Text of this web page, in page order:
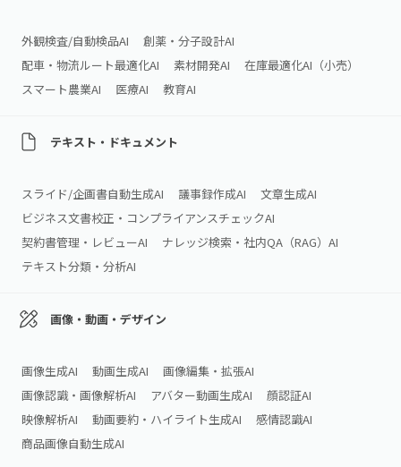
外観検査/自動検品AI
創薬・分子設計AI
配車・物流ルート最適化AI
素材開発AI
在庫最適化AI（小売）
スマート農業AI
医療AI 教育AI
テキスト・ドキュメント
スライド/企画書自動生成AI 議事録作成AI
文章生成AI
ビジネス文書校正・コンプライアンスチェックAI
契約書管理・レビューAI
ナレッジ検索・社内QA（RAG）AI
テキスト分類・分析AI
画像・動画・デザイン
画像生成AI 動画生成AI
画像編集・拡張AI
画像認識・画像解析AI
アバター動画生成AI
顔認証AI
映像解析AI
動画要約・ハイライト生成AI
感情認識AI
商品画像自動生成AI